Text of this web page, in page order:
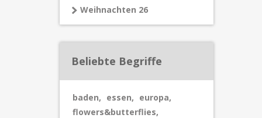
Weihnachten 26
Beliebte Begriffe
baden, essen, europa,
flowers&butterflies,